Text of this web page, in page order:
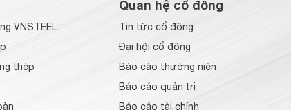
VNSTEEL
thép
Quan hệ cổ đông
Tin tức cổ đông
Đại hội cổ đông
Báo cáo thường niên
Báo cáo quản trị
Báo cáo tài chính